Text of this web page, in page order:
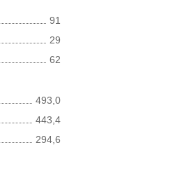
91
29
62
493,0
443,4
294,6